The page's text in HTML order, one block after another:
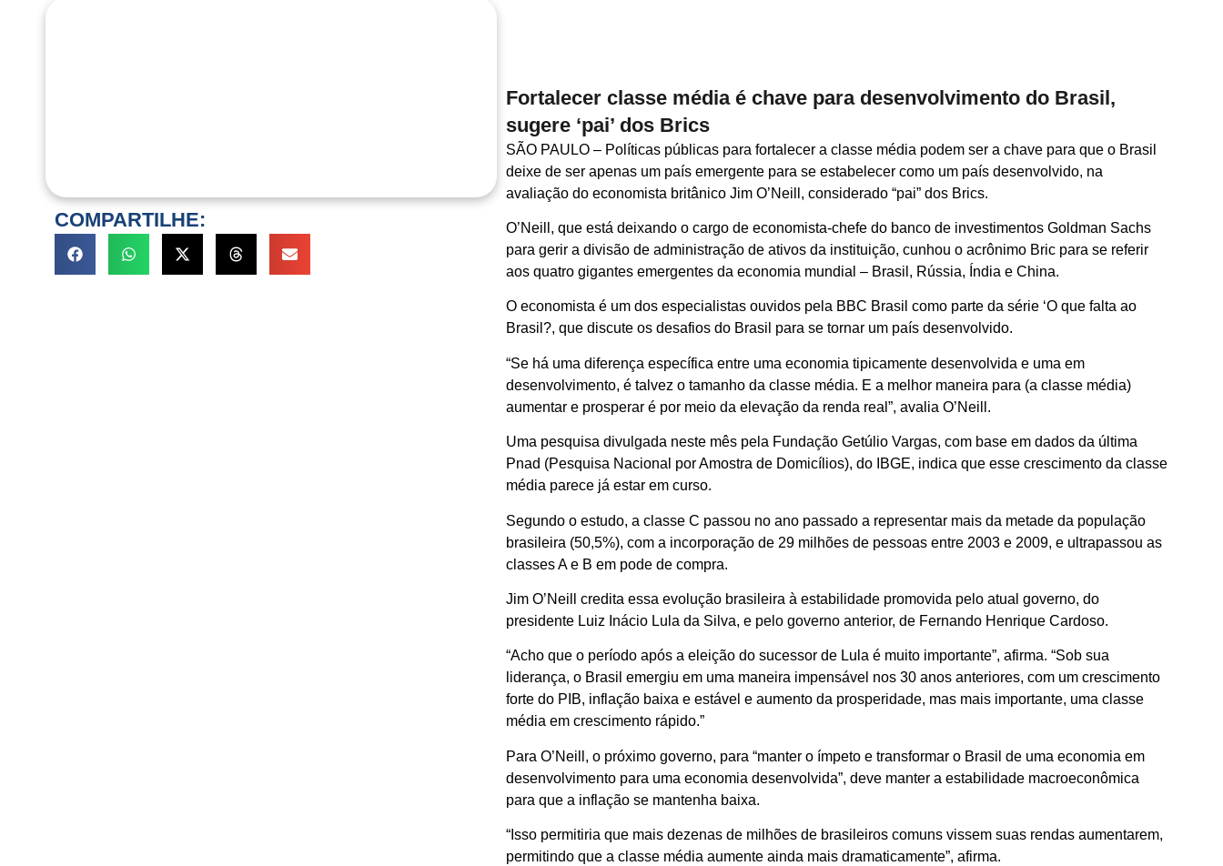
COMPARTILHE:
Fortalecer classe média é chave para desenvolvimento do Brasil,
sugere ‘pai’ dos Brics
SÃO PAULO – Políticas públicas para fortalecer a classe média podem ser a chave para que o Brasil
deixe de ser apenas um país emergente para se estabelecer como um país desenvolvido, na
avaliação do economista britânico Jim O’Neill, considerado “pai” dos Brics.
O’Neill, que está deixando o cargo de economista-chefe do banco de investimentos Goldman Sachs
para gerir a divisão de administração de ativos da instituição, cunhou o acrônimo Bric para se referir
aos quatro gigantes emergentes da economia mundial – Brasil, Rússia, Índia e China.
O economista é um dos especialistas ouvidos pela BBC Brasil como parte da série ‘O que falta ao
Brasil?, que discute os desafios do Brasil para se tornar um país desenvolvido.
“Se há uma diferença específica entre uma economia tipicamente desenvolvida e uma em
desenvolvimento, é talvez o tamanho da classe média. E a melhor maneira para (a classe média)
aumentar e prosperar é por meio da elevação da renda real”, avalia O’Neill.
Uma pesquisa divulgada neste mês pela Fundação Getúlio Vargas, com base em dados da última
Pnad (Pesquisa Nacional por Amostra de Domicílios), do IBGE, indica que esse crescimento da classe
média parece já estar em curso.
Segundo o estudo, a classe C passou no ano passado a representar mais da metade da população
brasileira (50,5%), com a incorporação de 29 milhões de pessoas entre 2003 e 2009, e ultrapassou as
classes A e B em pode de compra.
Jim O’Neill credita essa evolução brasileira à estabilidade promovida pelo atual governo, do
presidente Luiz Inácio Lula da Silva, e pelo governo anterior, de Fernando Henrique Cardoso.
“Acho que o período após a eleição do sucessor de Lula é muito importante”, afirma. “Sob sua
liderança, o Brasil emergiu em uma maneira impensável nos 30 anos anteriores, com um crescimento
forte do PIB, inflação baixa e estável e aumento da prosperidade, mas mais importante, uma classe
média em crescimento rápido.”
Para O’Neill, o próximo governo, para “manter o ímpeto e transformar o Brasil de uma economia em
desenvolvimento para uma economia desenvolvida”, deve manter a estabilidade macroeconômica
para que a inflação se mantenha baixa.
“Isso permitiria que mais dezenas de milhões de brasileiros comuns vissem suas rendas aumentarem,
permitindo que a classe média aumente ainda mais dramaticamente”, afirma.